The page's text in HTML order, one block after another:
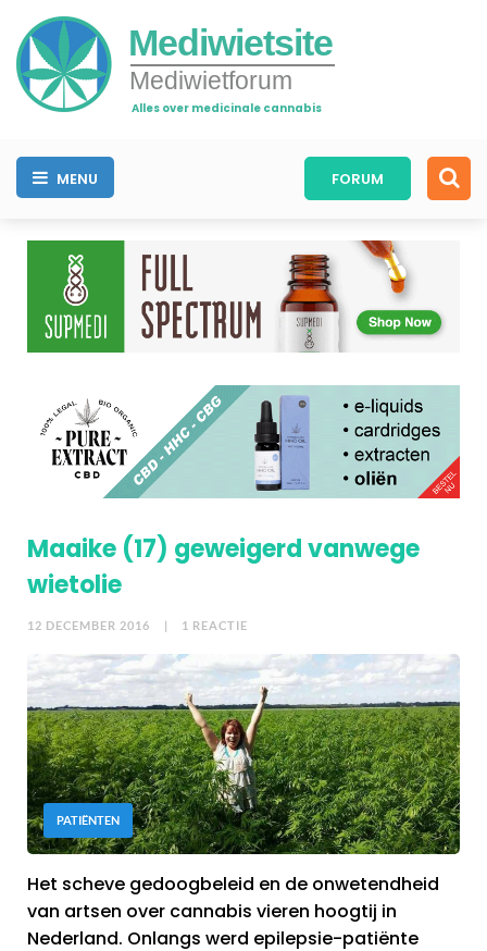
Mediwietsite
Mediwietforum
Alles over medicinale cannabis
MENU FORUM
Maaike (17) geweigerd vanwege
wietolie
12 DECEMBER 2016 | 1 REACTIE
PATIËNTEN
Het scheve gedoogbeleid en de onwetendheid
van artsen over cannabis vieren hoogtij in
Nederland. Onlangs werd epilepsie-patiënte